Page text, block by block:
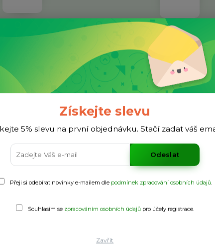
Napište nám a třeba
Facebook
Jsme aktivní na
strana v plaveckém stylu, boční švy.
Získejte slevu
5% slevu na první objednávku. Stačí zadat váš
Odeslat
Přeji si odebírat novinky e-mailem dle podmínek zpracování osobních údajů.
Souhlasím se zpracováním osobních údajůpro účely registrace.
Zavřít